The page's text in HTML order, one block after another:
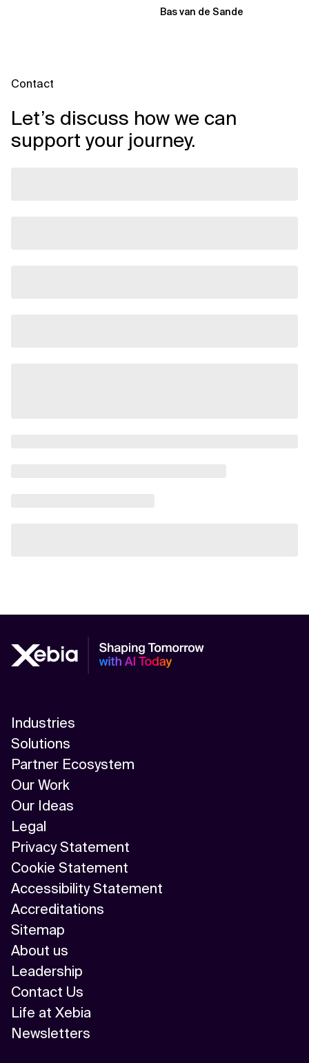
Bas van de Sande
Contact
Let’s discuss how we can
support your journey.
Industries
Solutions
Partner Ecosystem
Our Work
Our Ideas
Legal
Privacy Statement
Cookie Statement
Accessibility Statement
Accreditations
Sitemap
About us
Leadership
Contact Us
Life at Xebia
Newsletters